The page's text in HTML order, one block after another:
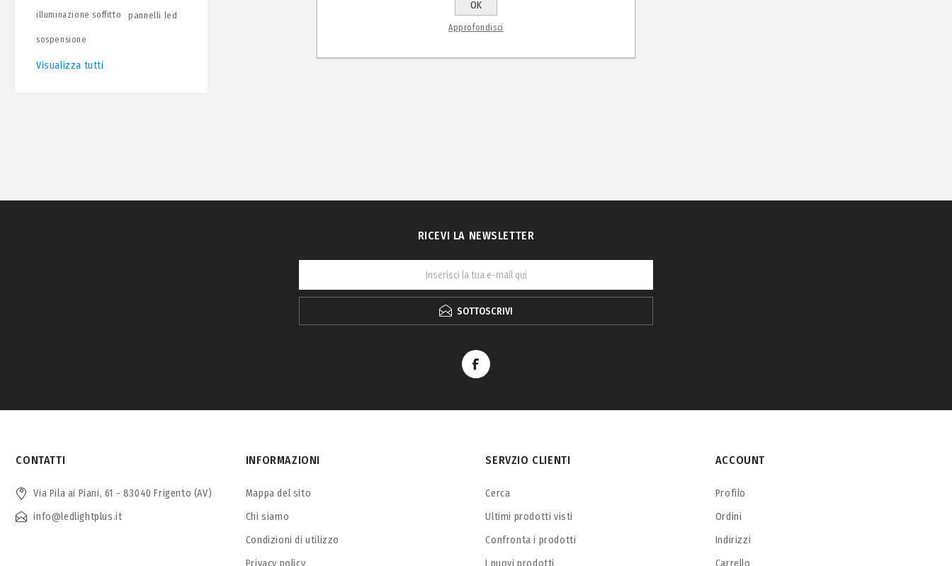
illuminazione soffitto pannelli led
sospensione
Visualizza tutti
RICEVI LA NEWSLETTER
SOTTOSCRIVI
CONTATTI
Via Pila ai Piani, 61 - 83040 Frigento (AV)
info@ledlightplus.it
INFORMAZIONI
Mappa del sito
Chi siamo
Condizioni di utilizzo
Privacy policy
SERVZIO CLIENTI
Cerca
Ultimi prodotti visti
Confronta i prodotti
I nuovi prodotti
ACCOUNT
Profilo
Ordini
Indirizzi
Carrello
OK
Approfondisci